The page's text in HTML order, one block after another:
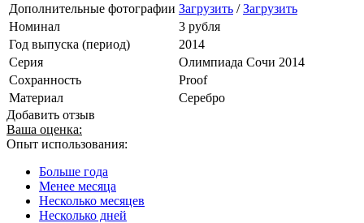
Дополнительные фотографии Загрузить /Загрузить
Номинал
3 рубля
Год выпуска (период)
2014
Серия
Олимпиада Сочи 2014
Сохранность
Proof
Материал
Серебро
Добавить отзыв
Ваша оценка:
Опыт использования:
Больше года
Менее месяца
Несколько месяцев
Несколько дней